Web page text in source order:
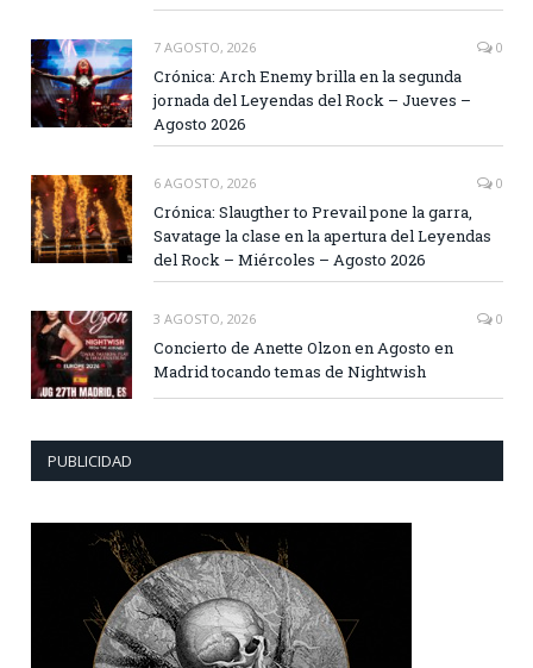
7 AGOSTO, 2026 0
Crónica: Arch Enemy brilla en la segunda
jornada del Leyendas del Rock – Jueves –
Agosto 2026
6 AGOSTO, 2026 0
Crónica: Slaugther to Prevail pone la garra,
Savatage la clase en la apertura del Leyendas
del Rock – Miércoles – Agosto 2026
3 AGOSTO, 2026 0
Concierto de Anette Olzon en Agosto en
Madrid tocando temas de Nightwish
PUBLICIDAD